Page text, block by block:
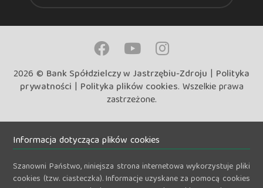
2026 © Bank Spółdzielczy w Jastrzębiu-Zdroju | Polityka
prywatności | Polityka plików cookies. Wszelkie prawa
zastrzeżone.
Informacja dotycząca plików cookies
Szanowni Państwo, niniejsza strona internetowa wykorzystuje pliki
cookies (tzw. ciasteczka). Informacje uzyskane za pomocą cookies